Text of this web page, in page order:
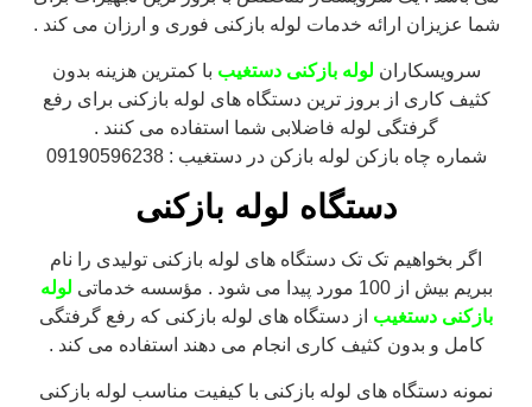
شما عزیزان ارائه خدمات لوله بازکنی فوری و ارزان می کند .
سرویسکارانلوله بازکنی دستغیببا کمترین هزینه بدون
کثیف کاری از بروز ترین دستگاه های لوله بازکنی برای رفع
گرفتگی لوله فاضلابی شما استفاده می کنند .
شماره چاه بازکن لوله بازکن در دستغیب : 09190596238
دستگاه لوله بازکنی
اگر بخواهیم تک تک دستگاه های لوله بازکنی تولیدی را نام
ببریم بیش از 100 مورد پیدا می شود . مؤسسه خدماتی
لوله
بازکنی دستغیباز دستگاه های لوله بازکنی که رفع گرفتگی
کامل و بدون کثیف کاری انجام می دهند استفاده می کند .
نمونه دستگاه های لوله بازکنی با کیفیت مناسب لوله بازکنی